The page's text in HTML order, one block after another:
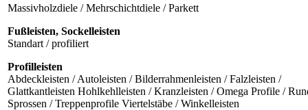
Massivholzdiele / Mehrschichtdiele / Parkett
Fußleisten, Sockelleisten
Standart / profiliert
Profilleisten
Abdeckleisten / Autoleisten / Bilderrahmenleisten / Falzleisten /
Glattkantleisten Hohlkehlleisten / Kranzleisten / Omega Profile /
Sprossen / Treppenprofile Viertelstäbe / Winkelleisten